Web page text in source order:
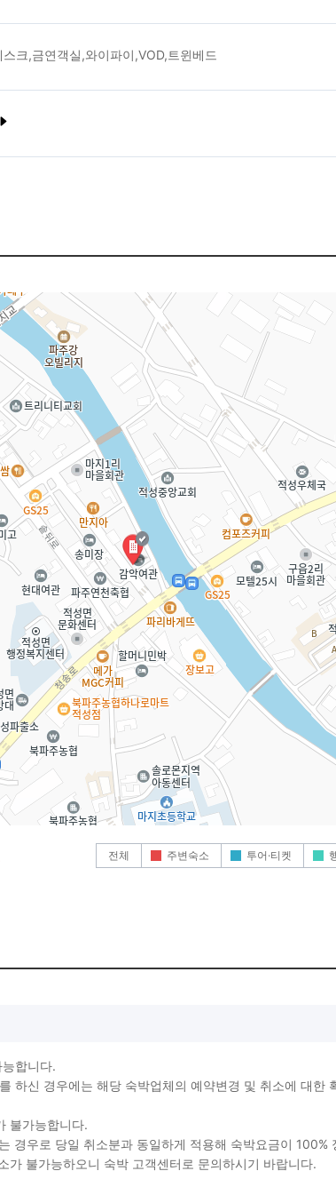
크,금연객실,와이파이,VOD,트윈베드
전체 주변숙소 투어·티켓
합니다.
하신 경우에는 해당 숙박업체의 예약변경 및 취소에 대한
불가능합니다.
경우로 당일 취소분과 동일하게 적용해 숙박요금이 100%
가 불가능하오니 숙박 고객센터로 문의하시기 바랍니다.